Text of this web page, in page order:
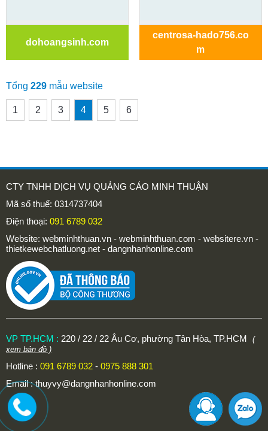
dohoangsinh.com
centrosa-hado756.co
m
Tổng 229 mẫu website
1 2 3 4 5 6
CTY TNHH DỊCH VỤ QUẢNG CÁO MINH THUẬN
Mã số thuế: 0314737404
Điện thoại: 091 6789 032
Website: webminhthuan.vn - webminhthuan.com - websitere.vn -
thietkewebchatluong.net - dangnhanhonline.com
VP TP.HCM : 220 / 22 / 22 Âu Cơ, phường Tân Hòa, TP.HCM
(
xem bản đồ )
Hotline : 091 6789 032 - 0975 888 301
Email :thuyvy@dangnhanhonline.com